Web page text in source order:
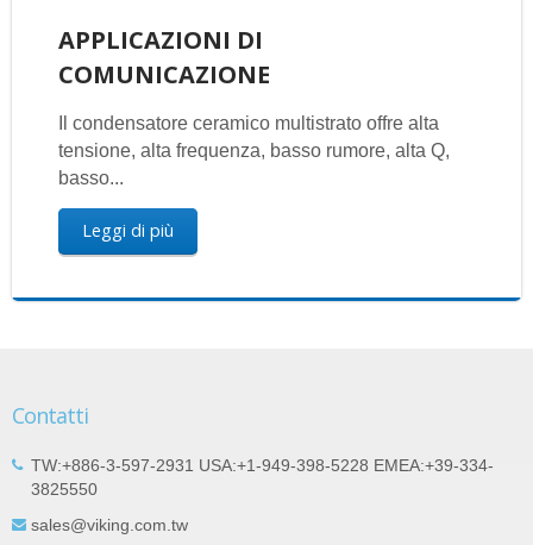
APPLICAZIONI DI
COMUNICAZIONE
Il condensatore ceramico multistrato offre alta
tensione, alta frequenza, basso rumore, alta Q,
basso...
Leggi di più
Contatti
TW:+886-3-597-2931 USA:+1-949-398-5228 EMEA:+39-334-
3825550
sales@viking.com.tw